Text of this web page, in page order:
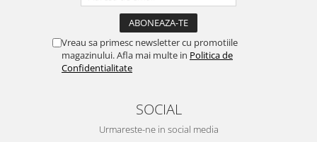
Suflante si aspiratoare exterior
Unelte altoit
Unelte manuale de gradina -
Vreau sa primesc newsletter cu promotiile
magazinului. Afla mai multe in Politica de
Confidentialitate
SOCIAL
Urmareste-ne in social media